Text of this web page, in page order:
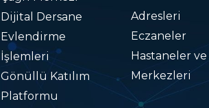
Dijital Dersane
Evlendirme
İşlemleri
Gönüllü Katılım
Platformu
Adresleri
Eczaneler
Hastaneler ve
Merkezleri